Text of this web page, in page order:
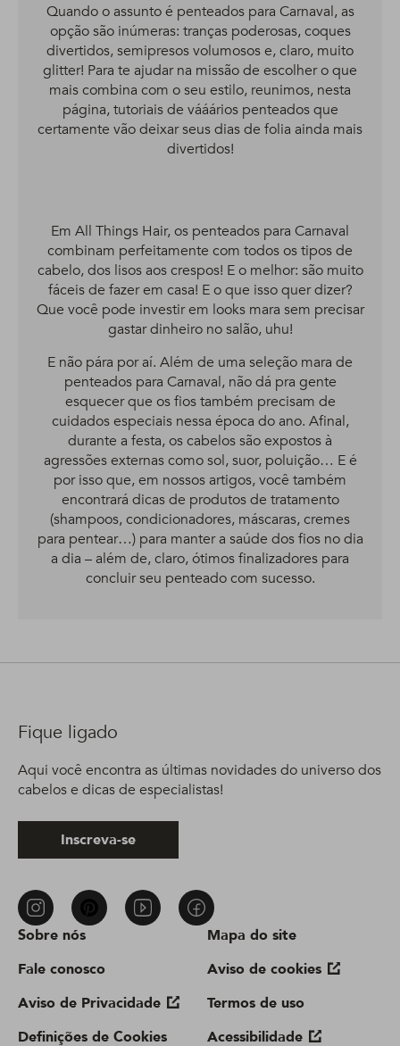
Quando o assunto é penteados para Carnaval, as
opção são inúmeras: tranças poderosas, coques
divertidos, semipresos volumosos e, claro, muito
glitter! Para te ajudar na missão de escolher o que
mais combina com o seu estilo, reunimos, nesta
página, tutoriais de vááários penteados que
certamente vão deixar seus dias de folia ainda mais
divertidos!
Em All Things Hair, os penteados para Carnaval
combinam perfeitamente com todos os tipos de
cabelo, dos lisos aos crespos! E o melhor: são muito
fáceis de fazer em casa! E o que isso quer dizer?
Que você pode investir em looks mara sem precisar
gastar dinheiro no salão, uhu!
E não pára por aí. Além de uma seleção mara de
penteados para Carnaval, não dá pra gente
esquecer que os fios também precisam de
cuidados especiais nessa época do ano. Afinal,
durante a festa, os cabelos são expostos à
agressões externas como sol, suor, poluição… E é
por isso que, em nossos artigos, você também
encontrará dicas de produtos de tratamento
(shampoos, condicionadores, máscaras, cremes
para pentear…) para manter a saúde dos fios no dia
a dia – além de, claro, ótimos finalizadores para
concluir seu penteado com sucesso.
Sobre nós
Fale conosco
Aviso de Privacidade
Definições de Cookies
Mapa do site
Aviso de cookies
Termos de uso
Acessibilidade
Fique ligado
Aqui você encontra as últimas novidades do universo dos
cabelos e dicas de especialistas!
Inscreva-se